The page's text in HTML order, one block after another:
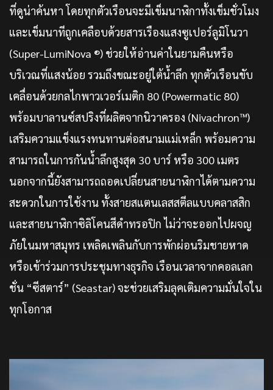
ที่ดูน่าค้นหา โดยทุกตัวเรือนจะมีเข็มนาฬิกาทั้งเข็มชั่วโมง
และเข็มนาทีถูกเคลือบด้วยสารเรืองแสงซูเปอร์ลูมิโนวา
(Super-LumiNova ®) ช่วยให้อ่านค่าในยามคืนหรือ
บริเวณที่แสงน้อย รวมถึงขณะอยู่ใต้น้ำลึก ทุกตัวเรือนขับ
เคลื่อนด้วยกลไกพาวเวอร์เมติก 80 (Powermatic 80)
พร้อมบาลานซ์สปริงที่ผลิตจากนิวาครอง (Nivachron™)
เสริมความแข็งแรงทนทานต่อสนามแม่เหล็ก พร้อมความ
สามารถในการกันน้ำลึกสูงสุด 30 บาร์ หรือ 300 เมตร
นอกจากนี้ยังสามารถถอดเปลี่ยนสายนาฬิกาได้ตามความ
สะดวกในการใช้งาน ทั้งสายสแตนเลสสตีลแบบคลาสสิก
และสายนาฬิกาซิลิโคนสีดำทรอปิก ไม่ว่าจะออกไปผจญ
ภัยในมหาสมุทร เพลิดเพลินกับการพักผ่อนริมชายหาด
หรือเข้าร่วมการประชุมทางธุรกิจ เรือนเวลาจากคอลเลก
ชั่น “ซีสตาร์” (Seastar) จะช่วยเสริมลุคเติมความมั่นใจใน
ทุกโอกาส